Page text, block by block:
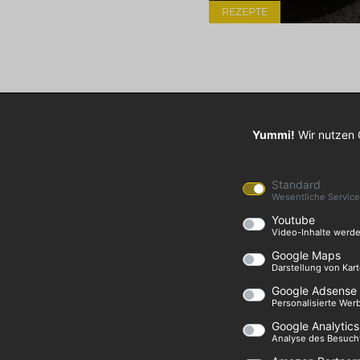
REZEPTE
Impressum Über uns
Yummi! Wir nutzen
Standard
Wesentliche
Youtube
Video-Inhalte
Google Maps
Darstellung von
Google Adsense
Personalisierte
Google Analytics
Analyse des